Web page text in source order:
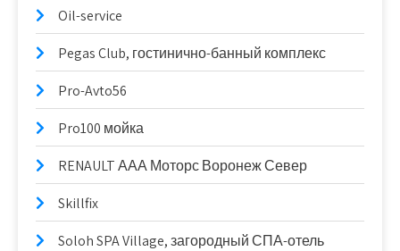
Oil-service
Pegas Club, гостинично-банный комплекс
Pro-Avto56
Pro100 мойка
RENAULT ААА Моторс Воронеж Север
Skillfix
Soloh SPA Village, загородный СПА-отель